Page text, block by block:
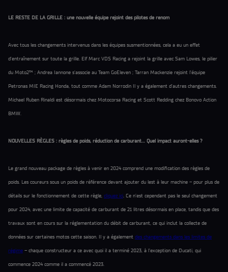
LE RESTE DE LA GRILLE : une nouvelle équipe rejoint des pilotes de renom
Avec tous les changements intervenus dans les équipes susmentionnées, cela a eu un effet
d’entraînement sur toute la grille. Elf Marc VDS Racing a rejoint la grille avec Sam Lowes, le pilier
du Moto2™ ; Andrea Iannone s'associe au Team GoEleven ; Tarran Mackenzie rejoint l'équipe
Petronas MIE Racing Honda, tout comme Adam Norrodin Il y a également d'autres changements.
Michael Ruben Rinaldi est désormais chez Motocorsa Racing et Scott Redding chez Bonovo Action
BMW.
NOUVELLES RÈGLES : règles de poids, réduction de carburant… Quel impact auront-elles ?
Le grand nouveau package de règles à venir en 2024 comprend une modification des règles de
poids. Les coureurs sous un poids de référence devant ajouter du lest à leur machine – pour plus de
détails sur le fonctionnement de cette règle, cliquez ici. Ce n’est cependant pas le seul changement
pour 2024, avec une limite de capacité de carburant de 21 litres désormais en place, tandis que des
travaux sont en cours sur la réglementation du débit de carburant, ce qui inclut la collecte de
données sur certaines motos cette saison. Il y a également des changements dans les limites de
régime – chaque constructeur a ce avec quoi il a terminé 2023, à l’exception de Ducati, qui
commence 2024 comme il a commencé 2023.